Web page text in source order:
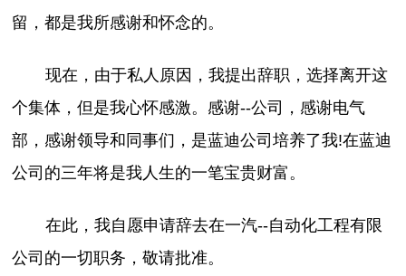
留，都是我所感谢和怀念的。
现在，由于私人原因，我提出辞职，选择离开这
个集体，但是我心怀感激。感谢--公司，感谢电气
部，感谢领导和同事们，是蓝迪公司培养了我!在蓝迪
公司的三年将是我人生的一笔宝贵财富。
在此，我自愿申请辞去在一汽--自动化工程有限
公司的一切职务，敬请批准。